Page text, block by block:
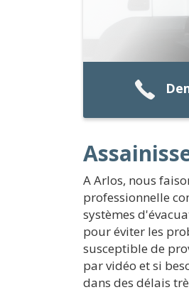
A Arlos, nous
professionnelle
systèmes
pour éviter les
susceptible de
par vidéo et si
dans des délais